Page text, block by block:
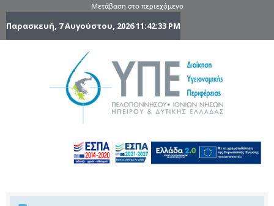
Μετάβαση στο περιεχόμενο
Παρασκευή, 7 Αυγούστου, 202611:42:34 PM
Ηπείρου
Δυτικής
Ελλάδας